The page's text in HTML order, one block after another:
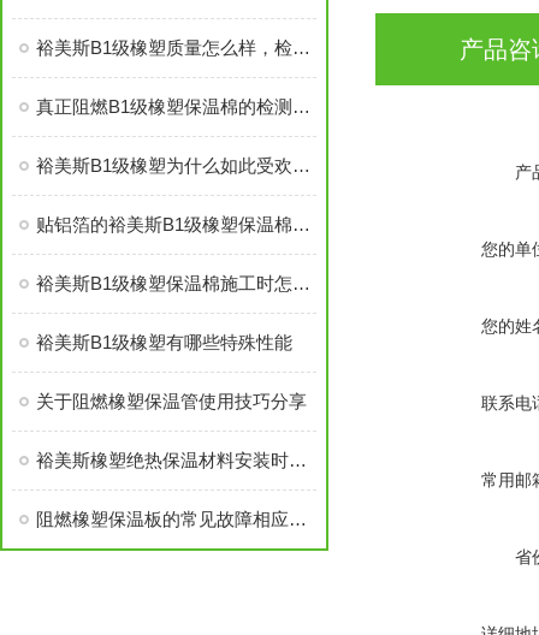
裕美斯B1级橡塑质量怎么样，检测复试能过吗
真正阻燃B1级橡塑保温棉的检测标准及技术指标
裕美斯B1级橡塑为什么如此受欢迎——价格低质量好
贴铝箔的裕美斯B1级橡塑保温棉优点技术指标
裕美斯B1级橡塑保温棉施工时怎样选配及体积计算方法
裕美斯B1级橡塑有哪些特殊性能
关于阻燃橡塑保温管使用技巧分享
裕美斯橡塑绝热保温材料安装时需要注意的几点！
阻燃橡塑保温板的常见故障相应解决方法分享
产品咨
产
您的单
您的姓
联系电
常用邮
省